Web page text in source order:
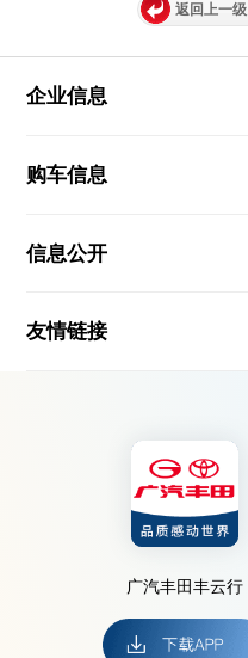
返回上一级
企业信息
购车信息
信息公开
友情链接
广汽丰田丰云行